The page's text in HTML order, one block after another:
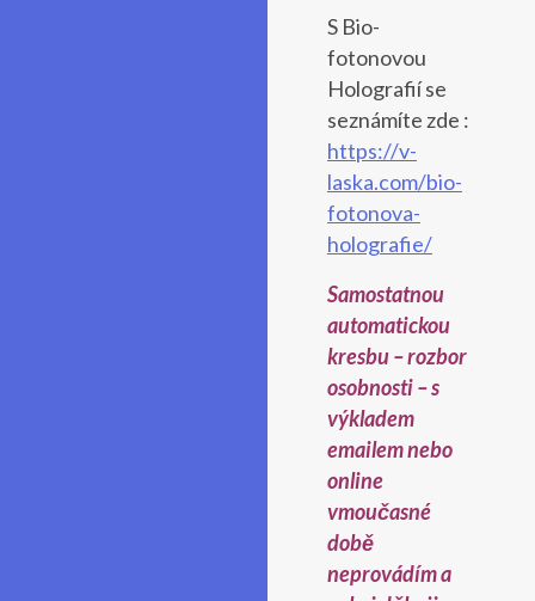
S Bio-
fotonovou
Holografií se
seznámíte zde :
https://v-
laska.com/bio-
fotonova-
holografie/
Samostatnou
automatickou
kresbu – rozbor
osobnosti – s
výkladem
emailem nebo
online
vmoučasné
době
neprovádím a